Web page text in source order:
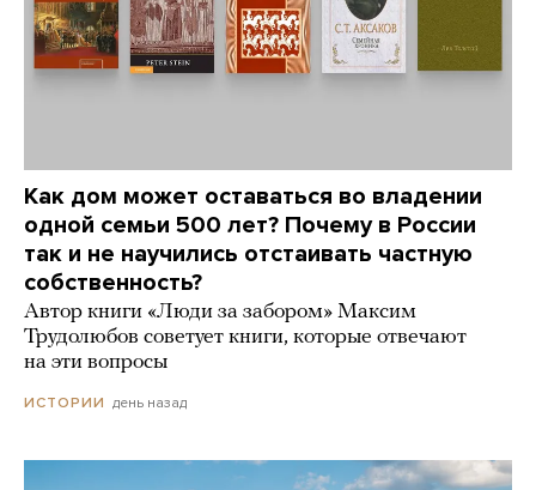
Как дом может оставаться во владении
одной семьи 500 лет? Почему в России
так и не научились отстаивать частную
собственность?
Автор книги «Люди за забором» Максим
Трудолюбов советует книги, которые отвечают
на эти вопросы
ИСТОРИИ день назад